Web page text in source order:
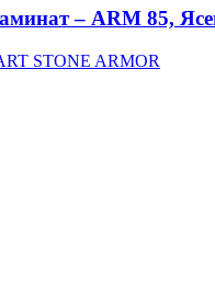
– ARM 85,
STONE ARMOR